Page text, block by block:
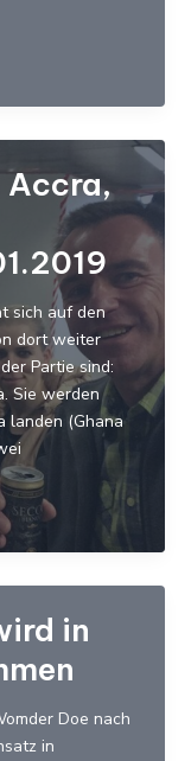
Accra,
sich auf den
dort weiter
Partie sind:
Sie werden
landen (Ghana
in
Doe nach
in